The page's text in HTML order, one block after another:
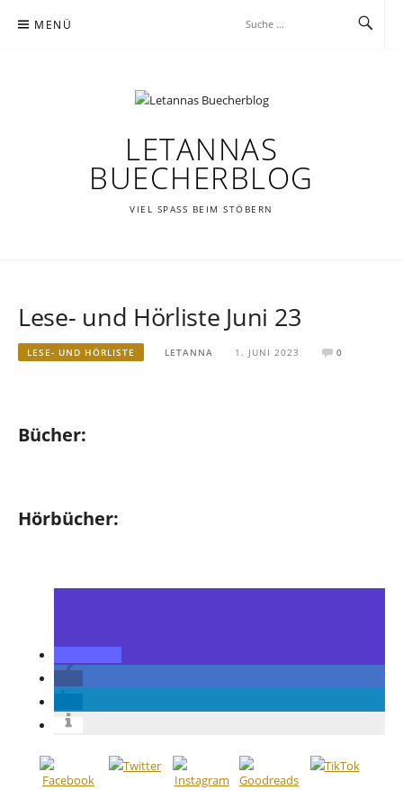
Inhalt MENÜ
LETANNAS
BUECHERBLOG
VIEL SPASS BEIM STÖBERN
Lese- und Hörliste Juni 23
LESE- UND HÖRLISTE LETANNA 1. JUNI 2023 0
Bücher:
Hörbücher: